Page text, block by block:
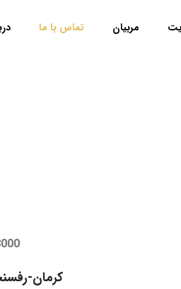
مربیان تماس با ما
کرمان-